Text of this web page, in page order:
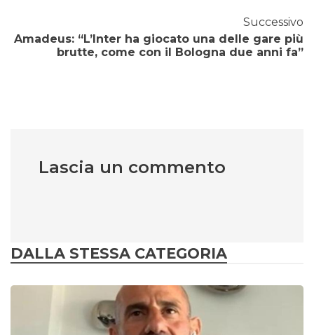
Successivo
Amadeus: “L’Inter ha giocato una delle gare più
brutte, come con il Bologna due anni fa”
Lascia un commento
DALLA STESSA CATEGORIA